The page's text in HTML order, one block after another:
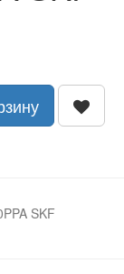
SKF